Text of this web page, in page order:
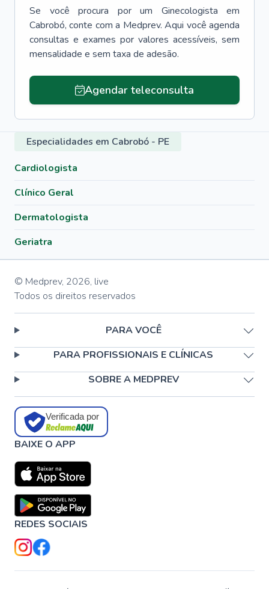
Se você procura por um Ginecologista
em
Cabrobó, conte com a Medprev. Aqui você agenda
consultas e exames por valores acessíveis, sem
mensalidade e sem taxa de adesão.
Agendar teleconsulta
Especialidades em Cabrobó - PE
Cardiologista
Clínico Geral
Dermatologista
Geriatra
© Medprev, 2026, live
Todos os direitos reservados
PARA VOCÊ
PARA PROFISSIONAIS E CLÍNICAS
SOBRE A MEDPREV
Verificada por
BAIXE O APP
REDES SOCIAIS